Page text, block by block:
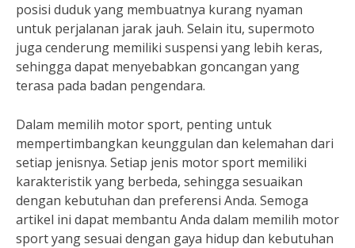
posisi duduk yang membuatnya kurang nyaman
untuk perjalanan jarak jauh. Selain itu, supermoto
juga cenderung memiliki suspensi yang lebih keras,
sehingga dapat menyebabkan goncangan yang
terasa pada badan pengendara.
Dalam memilih motor sport, penting untuk
mempertimbangkan keunggulan dan kelemahan dari
setiap jenisnya. Setiap jenis motor sport memiliki
karakteristik yang berbeda, sehingga sesuaikan
dengan kebutuhan dan preferensi Anda. Semoga
artikel ini dapat membantu Anda dalam memilih motor
sport yang sesuai dengan gaya hidup dan kebutuhan